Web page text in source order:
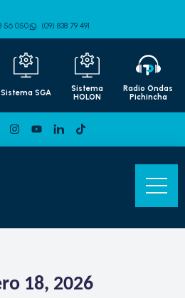
56 050 (09) 838 79 491
Sistema SGA
Sistema
HOLON
Radio Ondas
Pichincha
18, 2026